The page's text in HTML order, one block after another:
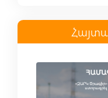
Read more